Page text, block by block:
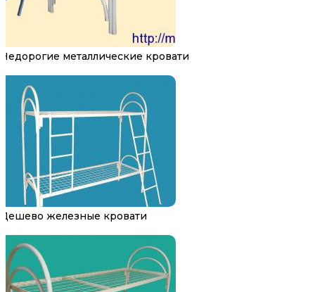
Недорогие металлические кровати
Дешево железные кровати